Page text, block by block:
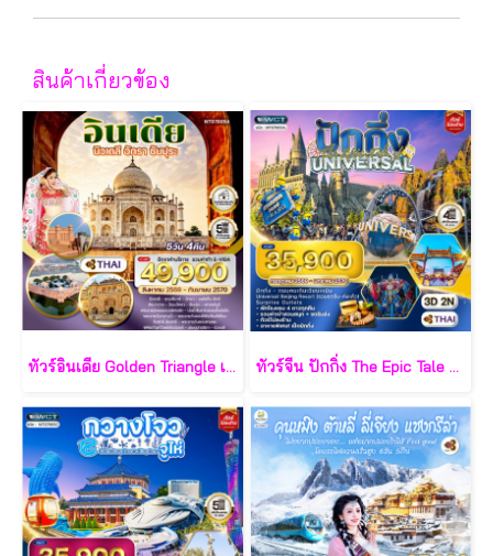
สินค้าเกี่ยวข้อง
ทัวร์อินเดีย Golden Triangle เดลี–อักรา–ชัยปุระ 5 วัน - TG ทัวร์จีน ปักกิ่ง The Epic Tale of Universal 3 วัน - TG